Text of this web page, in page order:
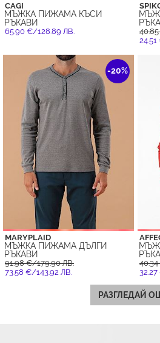
CAGI
МЪЖКА ПИЖАМА КЪСИ
РЪКАВИ
65.90 €/128.89 ЛВ.
-20%
MARYPLAID
МЪЖКА ПИЖАМА ДЪЛГИ
РЪКАВИ
91.98 €/179.90 ЛВ.
73.58 €/143.92 ЛВ.
РАЗГЛЕДАЙ